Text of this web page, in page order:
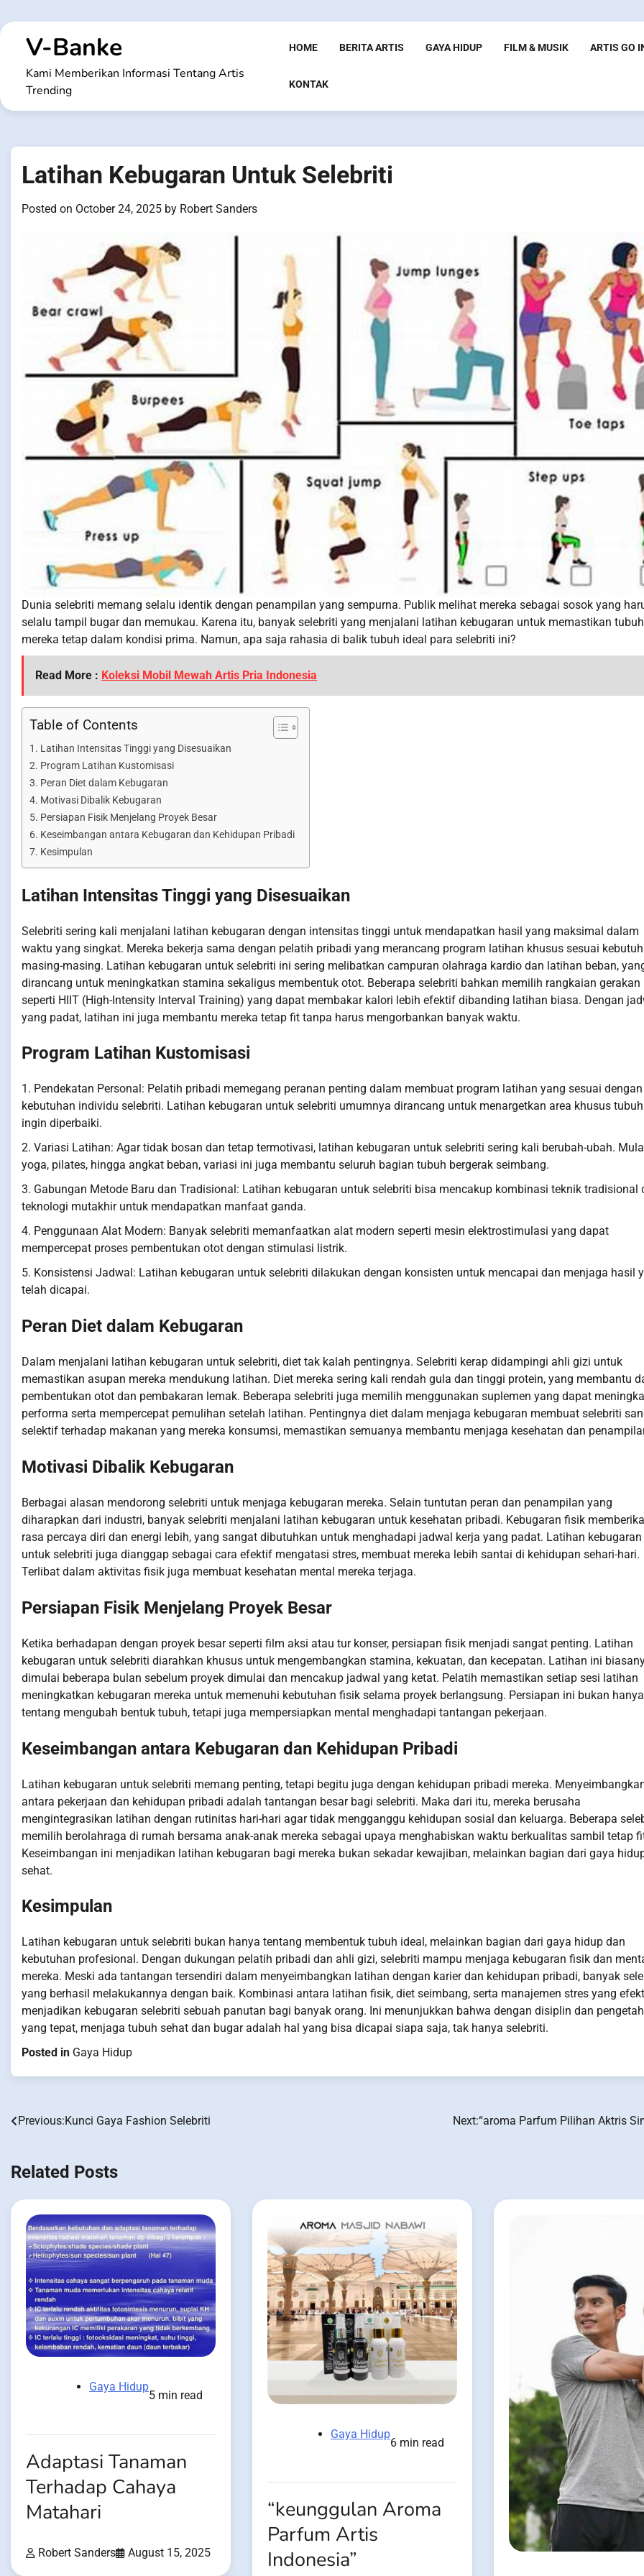
to
contentV-Banke
Kami Memberikan Informasi Tentang Artis
Trending
HOME BERITA ARTIS GAYA HIDUP FILM & MUSIK ARTIS GO
KONTAK
Latihan Kebugaran Untuk Selebriti
Posted on October 24, 2025 by Robert Sanders
Dunia selebriti memang selalu identik dengan penampilan yang sempurna. Publik melihat mereka sebagai sosok yang
selalu tampil bugar dan memukau. Karena itu, banyak selebriti yang menjalani latihan kebugaran untuk memastikan tubuh
mereka tetap dalam kondisi prima. Namun, apa saja rahasia di balik tubuh ideal para selebriti ini?
Read More : Koleksi Mobil Mewah Artis Pria Indonesia
Table of Contents
Latihan Intensitas Tinggi yang Disesuaikan
Program Latihan Kustomisasi
Peran Diet dalam Kebugaran
Motivasi Dibalik Kebugaran
Persiapan Fisik Menjelang Proyek Besar
Keseimbangan antara Kebugaran dan Kehidupan Pribadi
Kesimpulan
Latihan Intensitas Tinggi yang Disesuaikan
Selebriti sering kali menjalani latihan kebugaran dengan intensitas tinggi untuk mendapatkan hasil yang maksimal dalam
waktu yang singkat. Mereka bekerja sama dengan pelatih pribadi yang merancang program latihan khusus sesuai
masing-masing. Latihan kebugaran untuk selebriti ini sering melibatkan campuran olahraga kardio dan latihan beban,
dirancang untuk meningkatkan stamina sekaligus membentuk otot. Beberapa selebriti bahkan memilih rangkaian gerakan
seperti HIIT (High-Intensity Interval Training) yang dapat membakar kalori lebih efektif dibanding latihan biasa. Dengan
yang padat, latihan ini juga membantu mereka tetap fit tanpa harus mengorbankan banyak waktu.
Program Latihan Kustomisasi
1. Pendekatan Personal: Pelatih pribadi memegang peranan penting dalam membuat program latihan yang sesuai dengan
kebutuhan individu selebriti. Latihan kebugaran untuk selebriti umumnya dirancang untuk menargetkan area khusus
ingin diperbaiki.
2. Variasi Latihan: Agar tidak bosan dan tetap termotivasi, latihan kebugaran untuk selebriti sering kali berubah-ubah.
yoga, pilates, hingga angkat beban, variasi ini juga membantu seluruh bagian tubuh bergerak seimbang.
3. Gabungan Metode Baru dan Tradisional: Latihan kebugaran untuk selebriti bisa mencakup kombinasi teknik tradisional
teknologi mutakhir untuk mendapatkan manfaat ganda.
4. Penggunaan Alat Modern: Banyak selebriti memanfaatkan alat modern seperti mesin elektrostimulasi yang dapat
mempercepat proses pembentukan otot dengan stimulasi listrik.
5. Konsistensi Jadwal: Latihan kebugaran untuk selebriti dilakukan dengan konsisten untuk mencapai dan menjaga hasil
telah dicapai.
Peran Diet dalam Kebugaran
Dalam menjalani latihan kebugaran untuk selebriti, diet tak kalah pentingnya. Selebriti kerap didampingi ahli gizi untuk
memastikan asupan mereka mendukung latihan. Diet mereka sering kali rendah gula dan tinggi protein, yang membantu
pembentukan otot dan pembakaran lemak. Beberapa selebriti juga memilih menggunakan suplemen yang dapat
performa serta mempercepat pemulihan setelah latihan. Pentingnya diet dalam menjaga kebugaran membuat selebriti
selektif terhadap makanan yang mereka konsumsi, memastikan semuanya membantu menjaga kesehatan dan
Motivasi Dibalik Kebugaran
Berbagai alasan mendorong selebriti untuk menjaga kebugaran mereka. Selain tuntutan peran dan penampilan yang
diharapkan dari industri, banyak selebriti menjalani latihan kebugaran untuk kesehatan pribadi. Kebugaran fisik
rasa percaya diri dan energi lebih, yang sangat dibutuhkan untuk menghadapi jadwal kerja yang padat. Latihan kebugaran
untuk selebriti juga dianggap sebagai cara efektif mengatasi stres, membuat mereka lebih santai di kehidupan sehari-hari.
Terlibat dalam aktivitas fisik juga membuat kesehatan mental mereka terjaga.
Persiapan Fisik Menjelang Proyek Besar
Ketika berhadapan dengan proyek besar seperti film aksi atau tur konser, persiapan fisik menjadi sangat penting. Latihan
kebugaran untuk selebriti diarahkan khusus untuk mengembangkan stamina, kekuatan, dan kecepatan. Latihan ini
dimulai beberapa bulan sebelum proyek dimulai dan mencakup jadwal yang ketat. Pelatih memastikan setiap sesi latihan
meningkatkan kebugaran mereka untuk memenuhi kebutuhan fisik selama proyek berlangsung. Persiapan ini bukan hanya
tentang mengubah bentuk tubuh, tetapi juga mempersiapkan mental menghadapi tantangan pekerjaan.
Keseimbangan antara Kebugaran dan Kehidupan Pribadi
Latihan kebugaran untuk selebriti memang penting, tetapi begitu juga dengan kehidupan pribadi mereka.
antara pekerjaan dan kehidupan pribadi adalah tantangan besar bagi selebriti. Maka dari itu, mereka berusaha
mengintegrasikan latihan dengan rutinitas hari-hari agar tidak mengganggu kehidupan sosial dan keluarga. Beberapa
memilih berolahraga di rumah bersama anak-anak mereka sebagai upaya menghabiskan waktu berkualitas sambil tetap
Keseimbangan ini menjadikan latihan kebugaran bagi mereka bukan sekadar kewajiban, melainkan bagian dari gaya
sehat.
Kesimpulan
Latihan kebugaran untuk selebriti bukan hanya tentang membentuk tubuh ideal, melainkan bagian dari gaya hidup dan
kebutuhan profesional. Dengan dukungan pelatih pribadi dan ahli gizi, selebriti mampu menjaga kebugaran fisik dan
mereka. Meski ada tantangan tersendiri dalam menyeimbangkan latihan dengan karier dan kehidupan pribadi, banyak
yang berhasil melakukannya dengan baik. Kombinasi antara latihan fisik, diet seimbang, serta manajemen stres yang
menjadikan kebugaran selebriti sebuah panutan bagi banyak orang. Ini menunjukkan bahwa dengan disiplin dan
yang tepat, menjaga tubuh sehat dan bugar adalah hal yang bisa dicapai siapa saja, tak hanya selebriti.
Posted in Gaya Hidup
Post
Previous:Kunci Gaya Fashion Selebriti Next:“aroma Parfum Pilihan Aktris
Related Posts
Gaya Hidup
5 min read
Adaptasi Tanaman
Terhadap Cahaya
Matahari
Robert Sanders August 15, 2025
Gaya Hidup
6 min read
“keunggulan Aroma
Parfum Artis
Indonesia”